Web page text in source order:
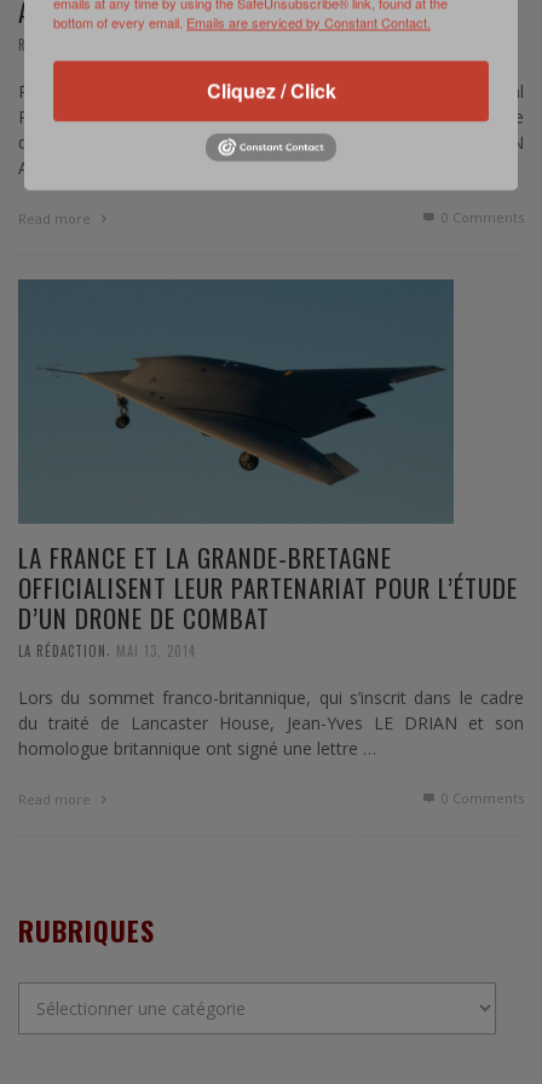
AÉROPORTÉ
REPORTAGE
Photoreportage par le Lieutenant-Colonel (R) Pascal
Podlaziewiez – Durant la mi-novembre et sur quinze jours se
déroulait au nord de Montauban (82) l’exercice FALCON
AMARANTE 18. …
Read more 0 Comments
LA FRANCE ET LA GRANDE-BRETAGNE
OFFICIALISENT LEUR PARTENARIAT POUR L’ÉTUDE
D’UN DRONE DE COMBAT
LA RÉDACTION MAI 13, 2014
Lors du sommet franco-britannique, qui s’inscrit dans le cadre
du traité de Lancaster House, Jean-Yves LE DRIAN et son
homologue britannique ont signé une lettre …
Read more 0 Comments
RUBRIQUES
bottom of every email. Emails are serviced by Constant Contact.
Cliquez / Click